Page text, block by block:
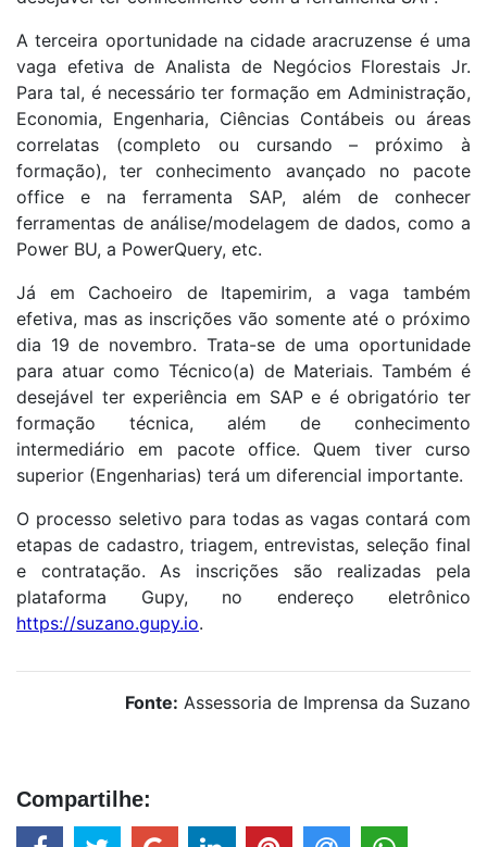
A terceira oportunidade na cidade aracruzense é uma
vaga efetiva de Analista de Negócios Florestais Jr.
Para tal, é necessário ter formação em Administração,
Economia, Engenharia, Ciências Contábeis ou áreas
correlatas (completo ou cursando – próximo à
formação), ter conhecimento avançado no pacote
office e na ferramenta SAP, além de conhecer
ferramentas de análise/modelagem de dados, como a
Power BU, a PowerQuery, etc.
Já em Cachoeiro de Itapemirim, a vaga também
efetiva, mas as inscrições vão somente até o próximo
dia 19 de novembro. Trata-se de uma oportunidade
para atuar como Técnico(a) de Materiais. Também é
desejável ter experiência em SAP e é obrigatório ter
formação técnica, além de conhecimento
intermediário em pacote office. Quem tiver curso
superior (Engenharias) terá um diferencial importante.
O processo seletivo para todas as vagas contará com
etapas de cadastro, triagem, entrevistas, seleção final
e contratação. As inscrições são realizadas pela
plataforma Gupy, no endereço eletrônico
https://suzano.gupy.io.
Fonte: Assessoria de Imprensa da Suzano
Compartilhe: